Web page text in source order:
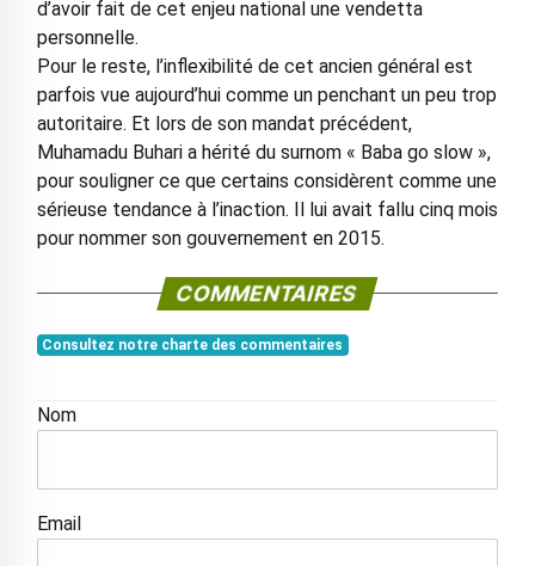
d’avoir fait de cet enjeu national une vendetta
personnelle.
Pour le reste, l’inflexibilité de cet ancien général est
parfois vue aujourd’hui comme un penchant un peu trop
autoritaire. Et lors de son mandat précédent,
Muhamadu Buhari a hérité du surnom « Baba go slow »,
pour souligner ce que certains considèrent comme une
sérieuse tendance à l’inaction. Il lui avait fallu cinq mois
pour nommer son gouvernement en 2015.
COMMENTAIRES
Consultez notre charte des commentaires
Nom
Email